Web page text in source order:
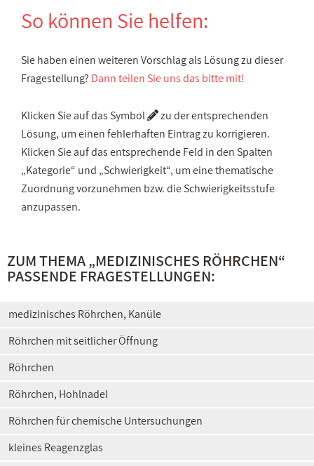
So können Sie helfen:
Sie haben einen weiteren Vorschlag als Lösung zu dieser
Fragestellung? Dann teilen Sie uns das bitte mit!
Klicken Sie auf das Symbol
zu der entsprechenden
Lösung, um einen fehlerhaften Eintrag zu korrigieren.
Klicken Sie auf das entsprechende Feld in den Spalten
„Kategorie“ und „Schwierigkeit“, um eine thematische
Zuordnung vorzunehmen bzw. die Schwierigkeitsstufe
anzupassen.
ZUM THEMA „MEDIZINISCHES RÖHRCHEN“
PASSENDE FRAGESTELLUNGEN:
medizinisches Röhrchen, Kanüle
Röhrchen mit seitlicher Öffnung
Röhrchen
Röhrchen, Hohlnadel
Röhrchen für chemische Untersuchungen
kleines Reagenzglas